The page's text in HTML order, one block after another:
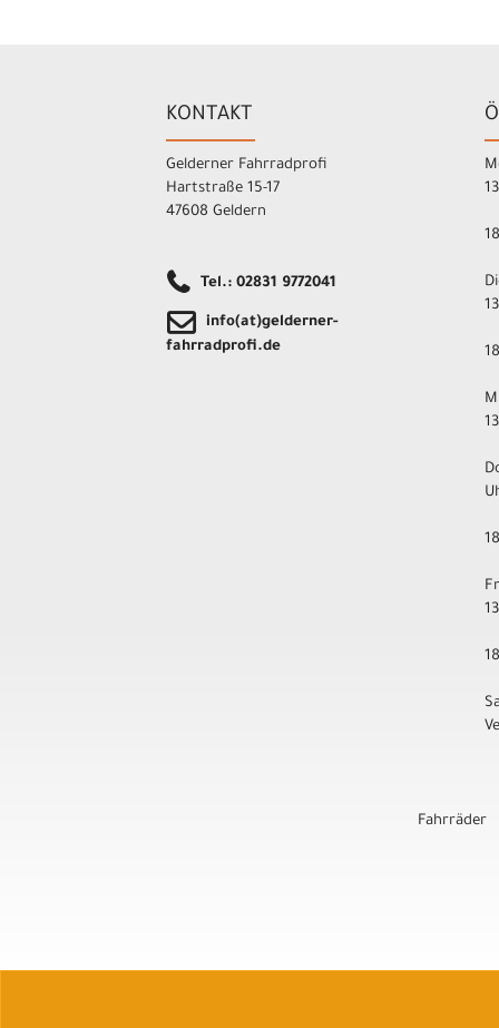
KONTAKT
Gelderner Fahrradprofi
Hartstraße 15-17
47608 Geldern
Tel.: 02831 9772041
info(at)gelderner-
fahrradprofi.de
Fahrräder